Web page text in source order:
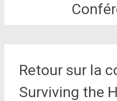
Retour sur la
Surviving the